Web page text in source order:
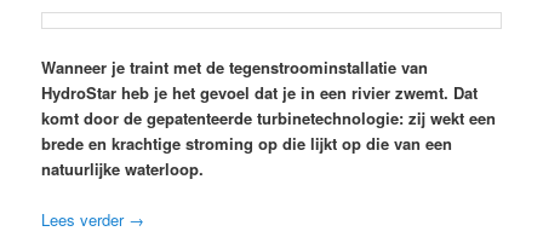
Wanneer je traint met de tegenstroominstallatie van
HydroStar heb je het gevoel dat je in een rivier zwemt. Dat
komt door de gepatenteerde turbinetechnologie: zij wekt een
brede en krachtige stroming op die lijkt op die van een
natuurlijke waterloop.
Lees verder →